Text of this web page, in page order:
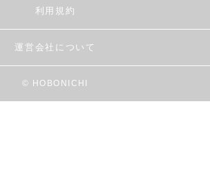
利用規約
運営会社について
© HOBONICHI